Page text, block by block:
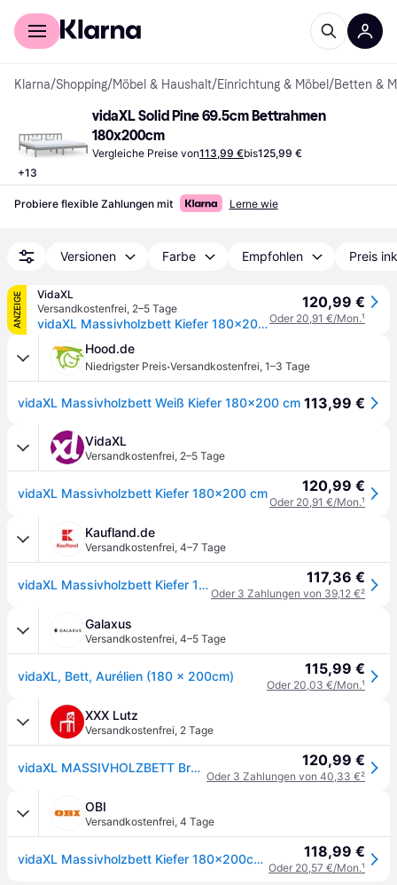
Für Shopper
Klarna/Shopping/Möbel & Haushalt/Einrichtung & Möbel /Betten &
+13
vidaXL Solid Pine 69.5cm Bettrahmen
180x200cm
Vergleiche Preise von113,99 €bis125,99 €
Probiere flexible Zahlungen mit Lerne wie
Versionen Farbe Empfohlen Preis
ANZEIGE
VidaXL
Versandkostenfrei, 2–5 Tage
vidaXL Massivholzbett Kiefer 180x200 cm
120,99 €
Oder 20,91 €/Mon.¹
Hood.de
Niedrigster Preis·Versandkostenfrei, 1–3 Tage
vidaXL Massivholzbett Weiß Kiefer 180x200 cm 113,99 €
VidaXL
Versandkostenfrei, 2–5 Tage
vidaXL Massivholzbett Kiefer 180x200 cm 120,99 €
Oder 20,91 €/Mon.¹
Kaufland.de
Versandkostenfrei, 4–7 Tage
vidaXL Massivholzbett Kiefer 180x200 cm 117,36 €
Oder 3 Zahlungen von 39,12 €²
Galaxus
Versandkostenfrei, 4–5 Tage
vidaXL, Bett, Aurélien (180 x 200cm) 115,99 €
Oder 20,03 €/Mon.¹
XXX Lutz
Versandkostenfrei, 2 Tage
vidaXL MASSIVHOLZBETT Braun 120,99 €
Oder 3 Zahlungen von 40,33 €²
OBI
Versandkostenfrei, 4 Tage
vidaXL Massivholzbett Kiefer 180x200cm 6FT Super King923557 118,99 €
Oder 20,57 €/Mon.¹